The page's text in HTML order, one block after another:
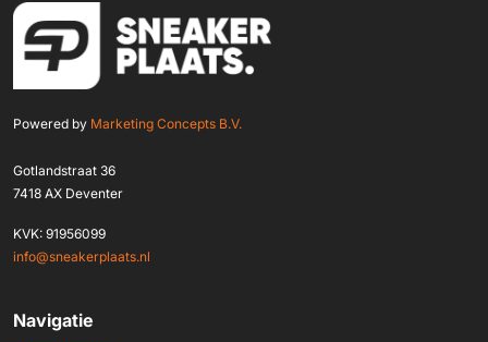
Powered by Marketing Concepts B.V.
Gotlandstraat 36
7418 AX Deventer
KVK: 91956099
info@sneakerplaats.nl
Navigatie